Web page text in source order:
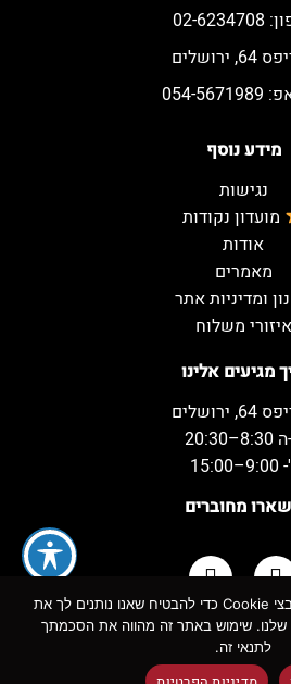
מגיעים אלינו
ירושלים
מחוברים
מידע נוסף
נגישות
מועדון נקודות
אודות
מאמרים
ומדיניות אתר
איזורי משלוח
ירושלים
למשקאות המשמח ©
לידיעתך אנו משתמשים בקובצי Cookie כדי להבטיח שאנו נותנים לך את
שלנו. שימוש באתר זה מהווה את הסכמתך
לתנאי זה.